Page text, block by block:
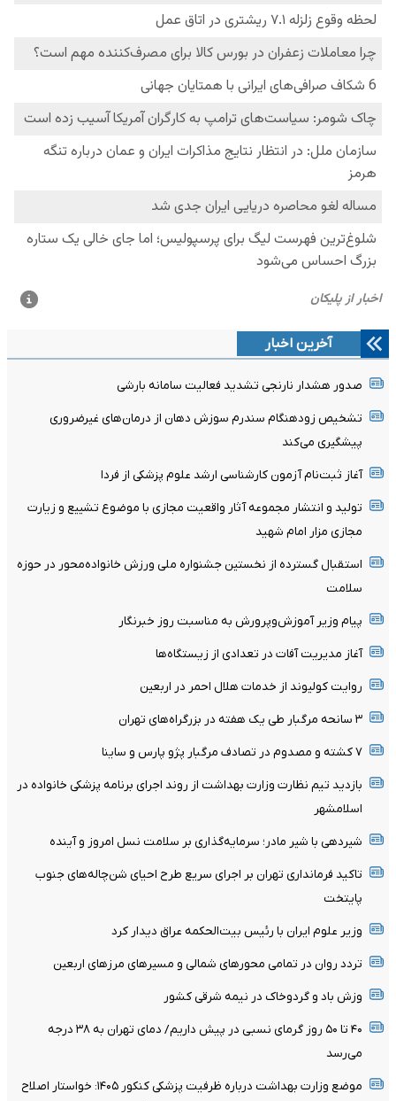
آخرین اخبار
صدور هشدار نارنجی تشدید فعالیت سامانه بارشی
تشخیص زودهنگام سندرم سوزش دهان از درمان‌های غیرضروری
پیشگیری می‌کند
آغاز ثبت‌نام‌ آزمون کارشناسی ارشد علوم پزشکی از فردا
تولید و انتشار مجموعه آثار واقعیت مجازی با موضوع تشییع و زیارت
مجازی مزار امام شهید
استقبال گسترده از نخستین جشنواره ملی ورزش خانواده‌محور در حوزه
سلامت
پیام وزیر آموزش‌وپرورش به مناسبت روز خبرنگار
آغاز مدیریت آفات در تعدادی از زیستگاه‌ها
روایت کولیوند از خدمات هلال احمر در اربعین
۳ سانحه مرگبار طی یک هفته در بزرگراه‌های تهران
۷ کشته و مصدوم در تصادف مرگبار پژو پارس و ساینا
بازدید تیم نظارت وزارت بهداشت از روند اجرای برنامه پزشکی خانواده در
اسلامشهر
شیردهی با شیر مادر؛ سرمایه‌گذاری بر سلامت نسل امروز و آینده
تاکید فرمانداری تهران بر اجرای سریع طرح احیای شن‌چاله‌های جنوب
پایتخت
وزیر علوم ایران با رئیس بیت‌الحکمه عراق دیدار کرد
تردد روان در تمامی محورهای شمالی و مسیرهای مرزهای اربعین
وزش باد و گردوخاک در نیمه شرقی کشور
۴۰ تا ۵۰ روز گرمای نسبی در پیش داریم/ دمای تهران به ۳۸ درجه
می‌رسد
موضع وزارت بهداشت درباره ظرفیت پزشکی کنکور ۱۴۰۵: خواستار اصلاح